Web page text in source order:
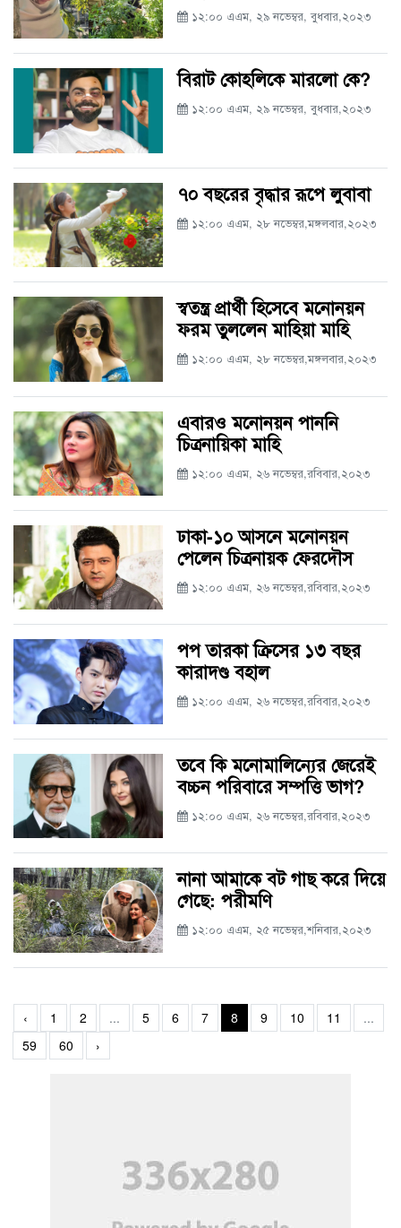
১২:০০ এএম, ২৯ নভেম্বর, বুধবার,২০২৩
বিরাট কোহলিকে মারলো কে?
১২:০০ এএম, ২৯ নভেম্বর, বুধবার,২০২৩
৭০ বছরের বৃদ্ধার রূপে লুবাবা
১২:০০ এএম, ২৮ নভেম্বর,মঙ্গলবার,২০২৩
স্বতন্ত্র প্রার্থী হিসেবে মনোনয়ন
ফরম তুললেন মাহিয়া মাহি
১২:০০ এএম, ২৮ নভেম্বর,মঙ্গলবার,২০২৩
এবারও মনোনয়ন পাননি
চিত্রনায়িকা মাহি
১২:০০ এএম, ২৬ নভেম্বর,রবিবার,২০২৩
ঢাকা-১০ আসনে মনোনয়ন
পেলেন চিত্রনায়ক ফেরদৌস
১২:০০ এএম, ২৬ নভেম্বর,রবিবার,২০২৩
পপ তারকা ক্রিসের ১৩ বছর
কারাদণ্ড বহাল
১২:০০ এএম, ২৬ নভেম্বর,রবিবার,২০২৩
তবে কি মনোমালিন্যের জেরেই
বচ্চন পরিবারে সম্পত্তি ভাগ?
১২:০০ এএম, ২৬ নভেম্বর,রবিবার,২০২৩
নানা আমাকে বট গাছ করে দিয়ে
গেছে: পরীমণি
১২:০০ এএম, ২৫ নভেম্বর,শনিবার,২০২৩
‹ 1 2 ... 5 6 7 8 9 10 11
...
59
60 ›